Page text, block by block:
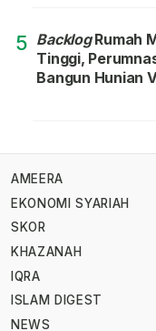
5 BacklogRumah
Tinggi,
Bangun Hunian
AMEERA
EKONOMI SYARIAH
SKOR
KHAZANAH
IQRA
ISLAM DIGEST
NEWS